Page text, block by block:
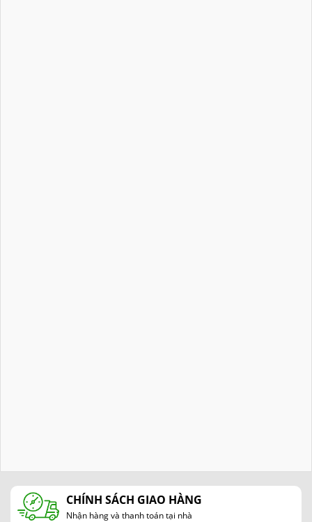
CHÍNH SÁCH GIAO HÀNG
Nhận hàng và thanh toán tại nhà